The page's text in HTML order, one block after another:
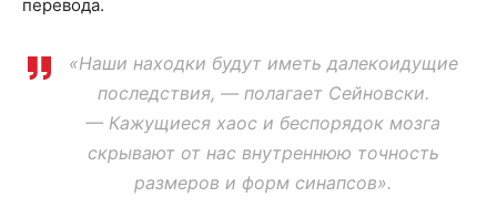
перевода.
«Наши находки будут иметь далекоидущие
последствия, — полагает Сейновски.
— Кажущиеся хаос и беспорядок мозга
скрывают от нас внутреннюю точность
размеров и форм синапсов».